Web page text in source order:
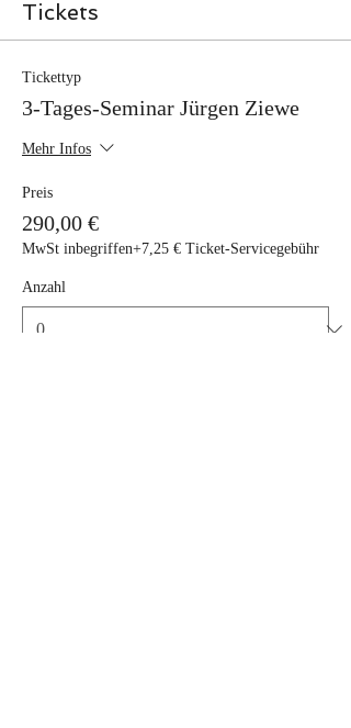
Tickets
Tickettyp
3-Tages-Seminar Jürgen Ziewe
Mehr Infos
Preis
290,00 €
MwSt inbegriffen+7,25 € Ticket-Servicegebühr
Anzahl